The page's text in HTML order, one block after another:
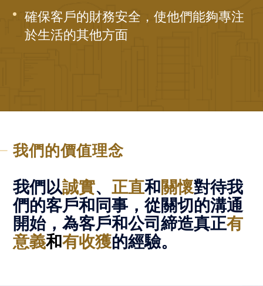
確保客戶的財務安全，使他們能夠專注
於生活的其他方面
我們的價值理念
我們以誠實、正直和關懷對待我
們的客戶和同事，從關切的溝通
開始，為客戶和公司締造真正有
意義和有收獲的經驗。